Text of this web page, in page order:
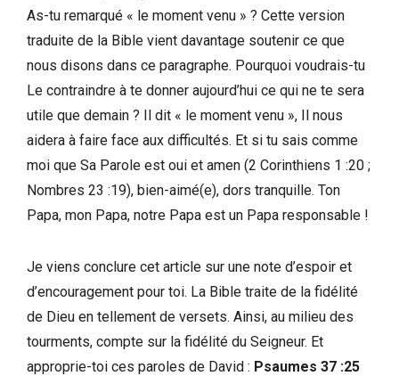
As-tu remarqué « le moment venu » ? Cette version
traduite de la Bible vient davantage soutenir ce que
nous disons dans ce paragraphe. Pourquoi voudrais-tu
Le contraindre à te donner aujourd’hui ce qui ne te sera
utile que demain ? Il dit « le moment venu », Il nous
aidera à faire face aux difficultés. Et si tu sais comme
moi que Sa Parole est oui et amen (2 Corinthiens 1 :20 ;
Nombres 23 :19), bien-aimé(e), dors tranquille. Ton
Papa, mon Papa, notre Papa est un Papa responsable !
Je viens conclure cet article sur une note d’espoir et
d’encouragement pour toi. La Bible traite de la fidélité
de Dieu en tellement de versets. Ainsi, au milieu des
tourments, compte sur la fidélité du Seigneur. Et
approprie-toi ces paroles de David : Psaumes 37 :25